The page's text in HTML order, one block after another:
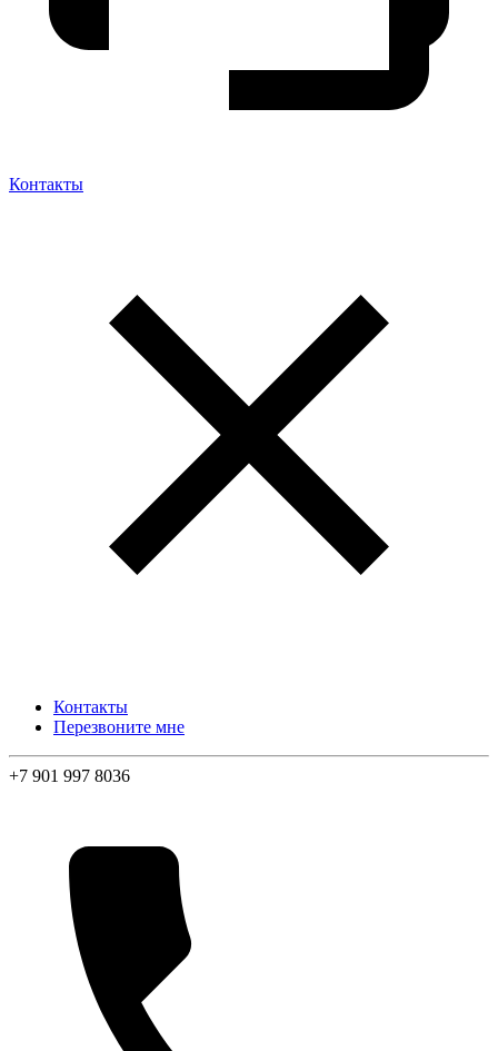
Контакты
Контакты
Перезвоните мне
+7 901 997 8036